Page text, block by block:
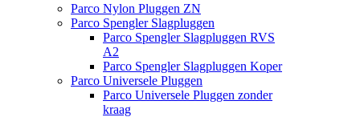
Parco Nylon Pluggen ZN
Parco Spengler Slagpluggen
Parco Spengler Slagpluggen RVS
A2
Parco Spengler Slagpluggen Koper
Parco Universele Pluggen
Parco Universele Pluggen zonder
kraag